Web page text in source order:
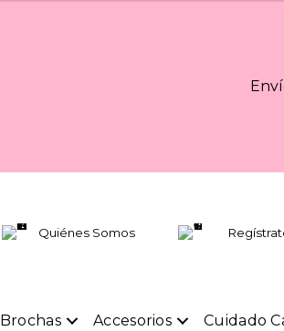
Quiénes Somos
Brochas Accesorios Cuidado